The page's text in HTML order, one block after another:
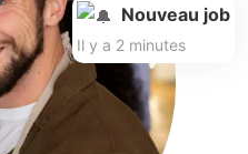
Nouveau job
Il y a 2 minutes